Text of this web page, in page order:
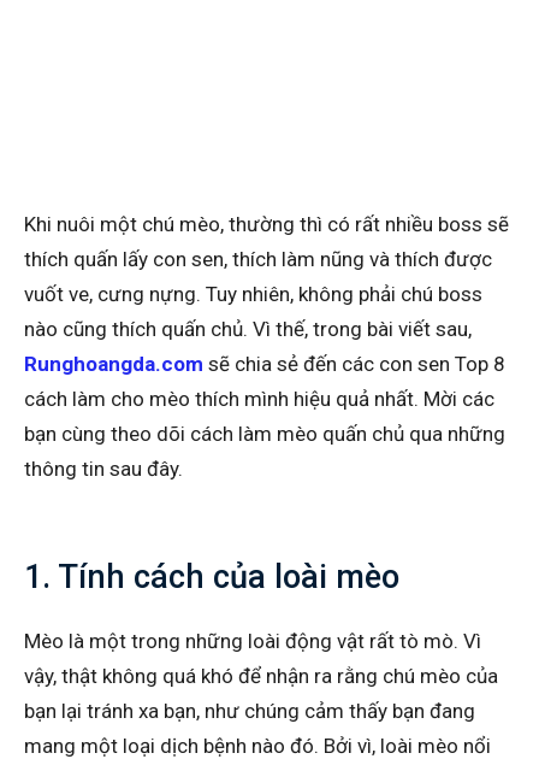
Khi nuôi một chú mèo, thường thì có rất nhiều boss sẽ
thích quấn lấy con sen, thích làm nũng và thích được
vuốt ve, cưng nựng. Tuy nhiên, không phải chú boss
nào cũng thích quấn chủ. Vì thế, trong bài viết sau,
Runghoangda.com sẽ chia sẻ đến các con sen Top 8
cách làm cho mèo thích mình hiệu quả nhất. Mời các
bạn cùng theo dõi cách làm mèo quấn chủ qua những
thông tin sau đây.
1. Tính cách của loài mèo
Mèo là một trong những loài động vật rất tò mò. Vì
vậy, thật không quá khó để nhận ra rằng chú mèo của
bạn lại tránh xa bạn, như chúng cảm thấy bạn đang
mang một loại dịch bệnh nào đó. Bởi vì, loài mèo nổi